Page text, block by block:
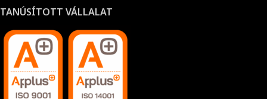
TANÚSÍTOTT VÁLLALAT